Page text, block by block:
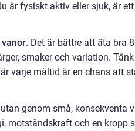
är fysiskt aktiv eller sjuk, är
. Det är bättre att äta bra
smaker och variation.
varje måltid är en chans att
genom små, konsekventa
motståndskraft och en kropp